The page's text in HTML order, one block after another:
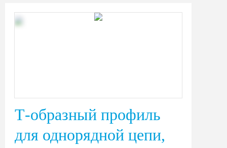
Т-образный профиль
для однорядной цепи,